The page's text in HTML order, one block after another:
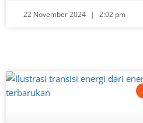
22 November 2024 2:02 pm